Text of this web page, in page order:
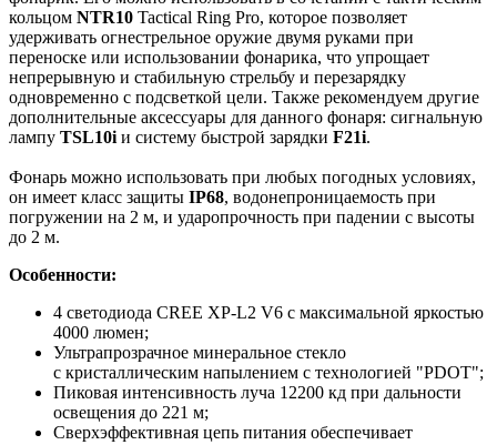
кольцом NTR10 Tactical Ring Pro, которое позволяет
удерживать огнестрельное оружие двумя руками при
переноске или использовании фонарика, что упрощает
непрерывную и стабильную стрельбу и перезарядку
одновременно с подсветкой цели. Также рекомендуем другие
дополнительные аксессуары для данного фонаря: сигнальную
лампу TSL10i и систему быстрой зарядки F21i.
Фонарь можно использовать при любых погодных условиях,
он имеет класс защиты IP68, водонепроницаемость при
погружении на 2 м, и ударопрочность при падении с высоты
до 2 м.
Особенности:
4 светодиода CREE XP-L2 V6 с максимальной яркостью
4000 люмен;
Ультрапрозрачное минеральное стекло
с кристаллическим напылением с технологией "PDOT";
Пиковая интенсивность луча 12200 кд при дальности
освещения до 221 м;
Сверхэффективная цепь питания обеспечивает